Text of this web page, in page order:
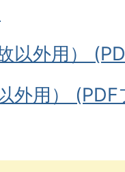
以外用）
外用）